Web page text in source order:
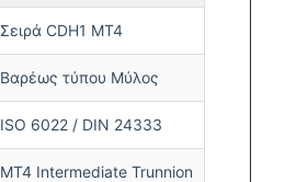
Σειρά CDH1 MT4
Βαρέως τύπου Μύλος
ISO 6022 / DIN 24333
MT4 Intermediate Trunnion